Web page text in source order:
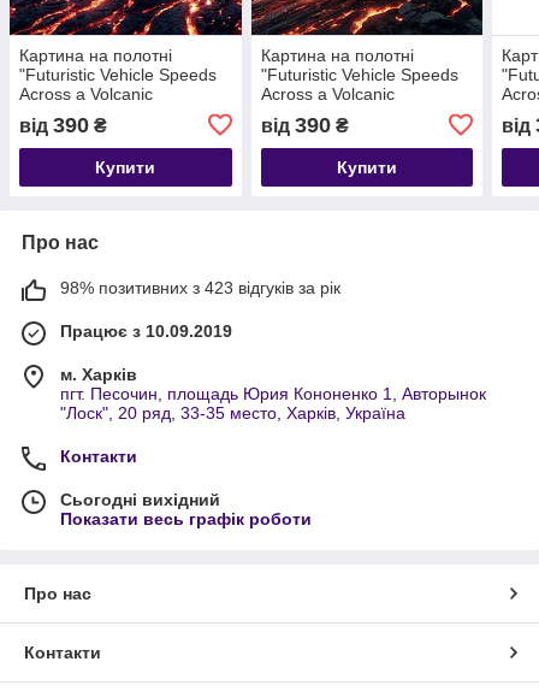
Картина на полотні
"Futuristic Vehicle Speeds
Across a Volcanic
від 390 ₴
Купити
Картина на полотні
"Futuristic Vehicle Speeds
Across a Volcanic
від 390₴
Купити
від
Про нас
98% позитивних з 423 відгуків за рік
Працює з 10.09.2019
м. Харків
пгт. Песочин, площадь Юрия Кононенко 1, Авторынок
"Лоск", 20 ряд, 33-35 место, Харків, Україна
Контакти
Сьогодні вихідний
Показати весь графік роботи
Про нас
Контакти